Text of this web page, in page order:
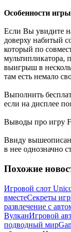
Особенности
Если Вы увидите
доверху набитый
который по
мультипликатора,
выигрыш в
там есть немало
Выполнить
если на дисплее
Выводы про игру
Ввиду
в нее однозначно
Похожие
Игровой слот
вместеСекреты
развлечение с
ВулканИгровой
подводный мир